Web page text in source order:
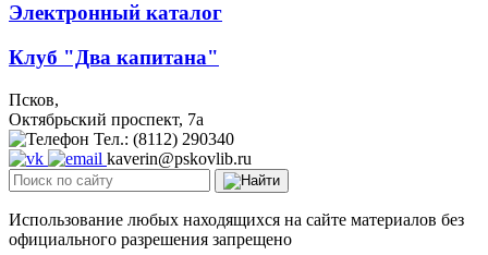
Электронный каталог
Клуб "Два капитана"
Псков,
Октябрьский проспект, 7a
Тел.: (8112) 290340
kaverin@pskovlib.ru
Использование любых находящихся на сайте материалов без
официального разрешения запрещено